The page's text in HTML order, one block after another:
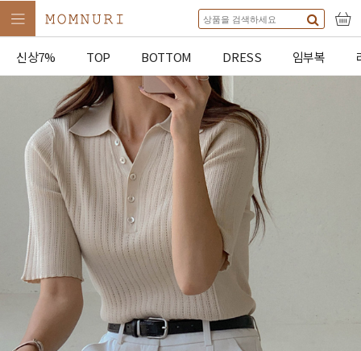
신상7% TOP BOTTOM DRESS 임부복